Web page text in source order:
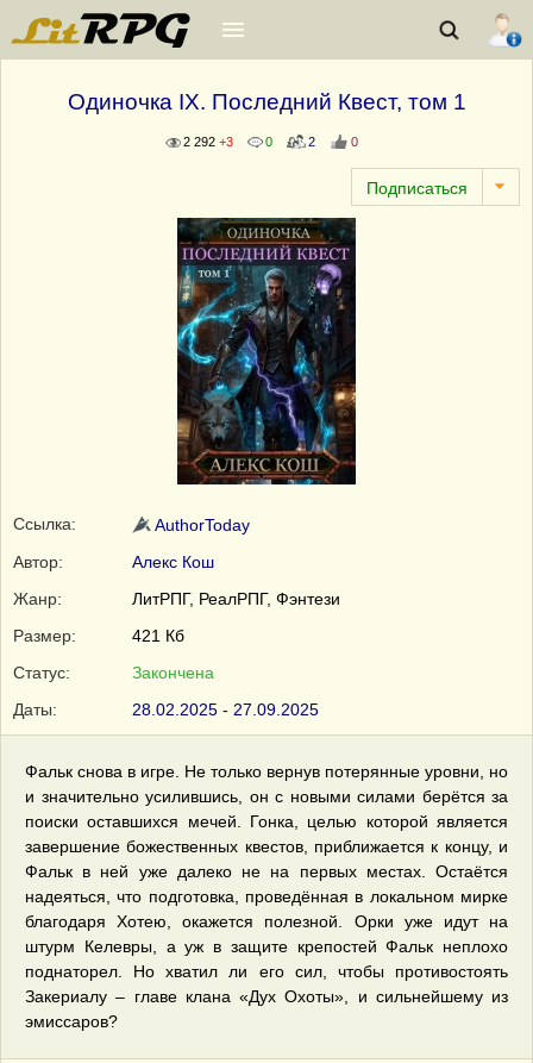
Одиночка IX. Последний Квест, том 1
2 292 +3 0 2 0
Ссылка:
AuthorToday
Автор:
Алекс Кош
Жанр:
ЛитРПГ, РеалРПГ, Фэнтези
Размер:
421 Кб
Статус:
Закончена
Даты:
28.02.2025 - 27.09.2025
Фальк снова в игре. Не только вернув потерянные уровни, но
и значительно усилившись, он с новыми силами берётся за
поиски оставшихся мечей. Гонка, целью которой является
завершение божественных квестов, приближается к концу, и
Фальк в ней уже далеко не на первых местах. Остаётся
надеяться, что подготовка, проведённая в локальном мирке
благодаря Хотею, окажется полезной. Орки уже идут на
штурм Келевры, а уж в защите крепостей Фальк неплохо
поднаторел. Но хватил ли его сил, чтобы противостоять
Закериалу – главе клана «Дух Охоты», и сильнейшему из
эмиссаров?